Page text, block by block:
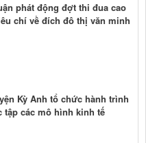
phát động đợt thi đua cao
chí về đích đô thị văn minh
Kỳ Anh tổ chức hành trình
tập các mô hình kinh tế